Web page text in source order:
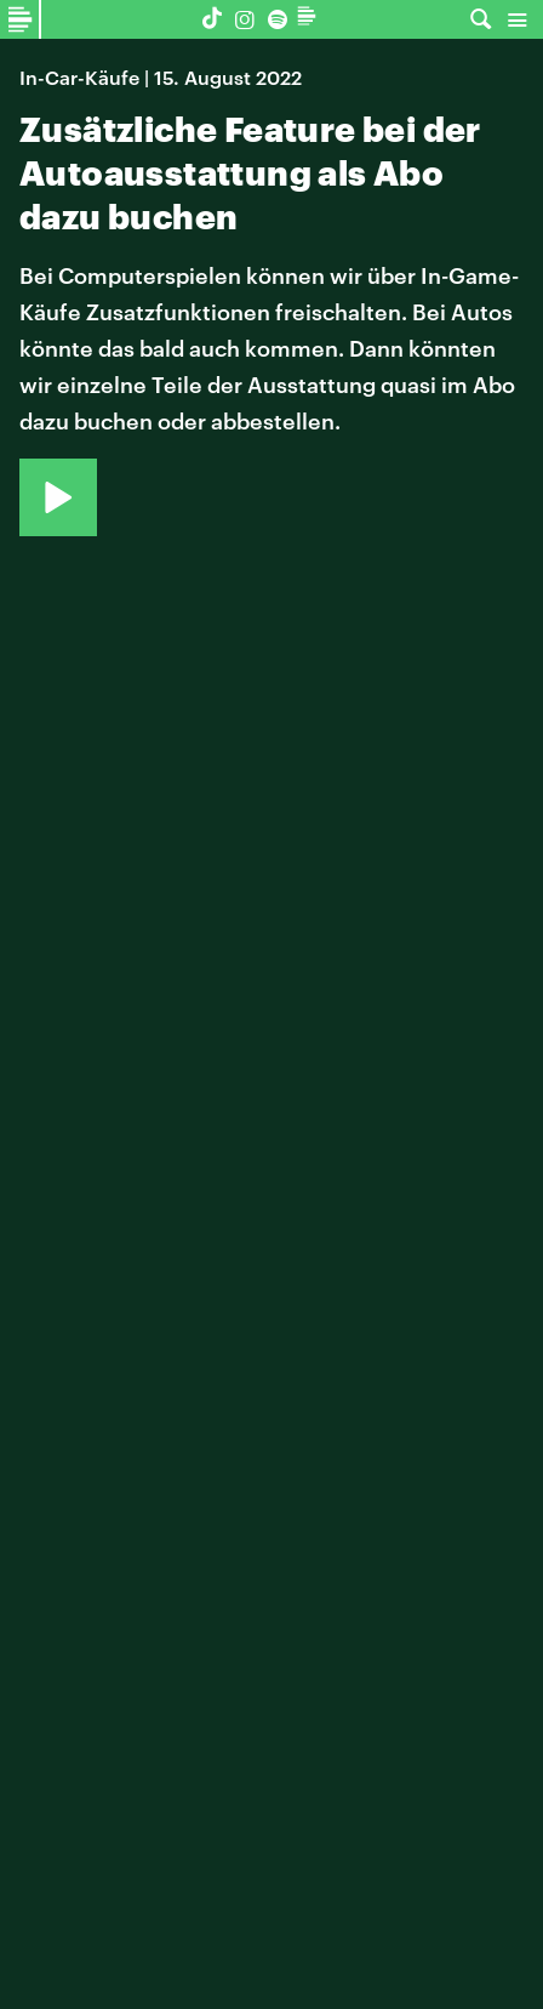
In-Car-Käufe | 15. August 2022
Zusätzliche Feature bei der
Autoausstattung als Abo
dazu buchen
Bei Computerspielen können wir über In-Game-
Käufe Zusatzfunktionen freischalten. Bei Autos
könnte das bald auch kommen. Dann könnten
wir einzelne Teile der Ausstattung quasi im Abo
dazu buchen oder abbestellen.